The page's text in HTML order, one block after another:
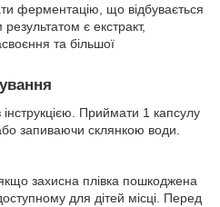
ферментацію, що відбувається
є екстракт,
та більшої
інструкцією. Приймати 1 капсулу
запиваючи склянкою води.
захисна плівка пошкоджена
для дітей місці. Перед